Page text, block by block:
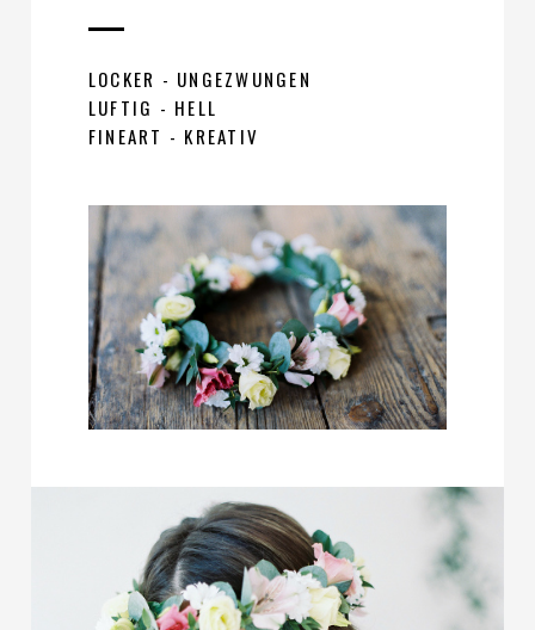
LOCKER - UNGEZWUNGEN
LUFTIG - HELL
FINEART - KREATIV